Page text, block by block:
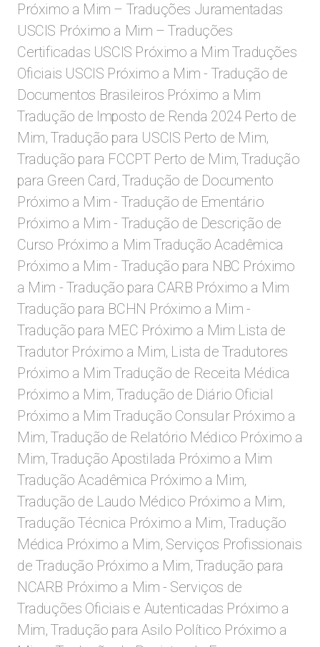
Próximo a Mim – Traduções Juramentadas
USCIS Próximo a Mim – Traduções
Certificadas USCIS Próximo a Mim Traduções
Oficiais USCIS Próximo a Mim - Tradução de
Documentos Brasileiros Próximo a Mim
Tradução de Imposto de Renda 2024 Perto de
Mim, Tradução para USCIS Perto de Mim,
Tradução para FCCPT Perto de Mim, Tradução
para Green Card, Tradução de Documento
Próximo a Mim - Tradução de Ementário
Próximo a Mim - Tradução de Descrição de
Curso Próximo a Mim Tradução Acadêmica
Próximo a Mim - Tradução para NBC Próximo
a Mim - Tradução para CARB Próximo a Mim
Tradução para BCHN Próximo a Mim -
Tradução para MEC Próximo a Mim Lista de
Tradutor Próximo a Mim, Lista de Tradutores
Próximo a Mim Tradução de Receita Médica
Próximo a Mim, Tradução de Diário Oficial
Próximo a Mim Tradução Consular Próximo a
Mim, Tradução de Relatório Médico Próximo a
Mim, Tradução Apostilada Próximo a Mim
Tradução Acadêmica Próximo a Mim,
Tradução de Laudo Médico Próximo a Mim,
Tradução Técnica Próximo a Mim, Tradução
Médica Próximo a Mim, Serviços Profissionais
de Tradução Próximo a Mim, Tradução para
NCARB Próximo a Mim - Serviços de
Traduções Oficiais e Autenticadas Próximo a
Mim, Tradução para Asilo Político Próximo a